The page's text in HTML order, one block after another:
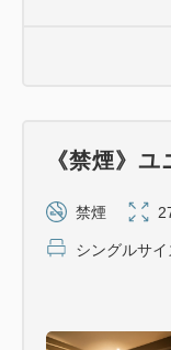
《禁煙》
禁煙
シングルサイ